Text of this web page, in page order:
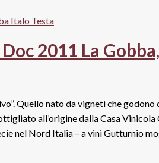
2011 La
Quello nato da vigneti che
all’origine dalla Casa Vinicola
nel Nord Italia – a vini Gutturnio